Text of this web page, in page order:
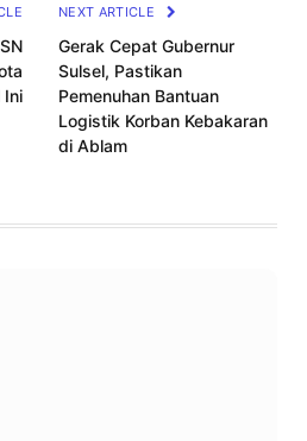
Ini
NEXT ARTICLE
Gerak Cepat Gubernur
Sulsel, Pastikan
Pemenuhan Bantuan
Logistik Korban Kebakaran
di Ablam